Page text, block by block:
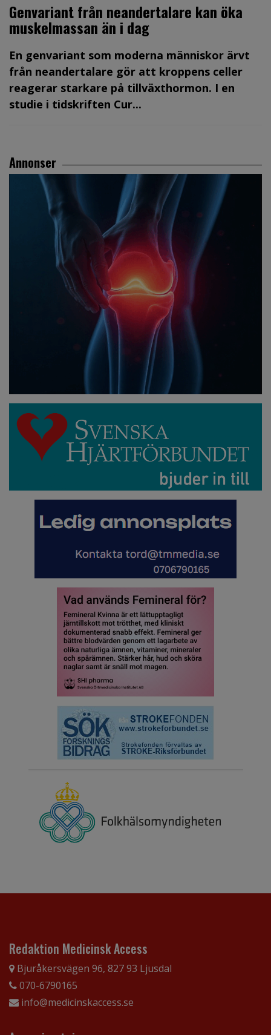
Genvariant från neandertalare kan öka
muskelmassan än i dag
En genvariant som moderna människor ärvt
från neandertalare gör att kroppens celler
reagerar starkare på tillväxthormon. I en
studie i tidskriften Cur...
Annonser
Redaktion Medicinsk Access
Bjuråkersvägen 96, 827 93 Ljusdal
070-6790165
info@medicinskaccess.se